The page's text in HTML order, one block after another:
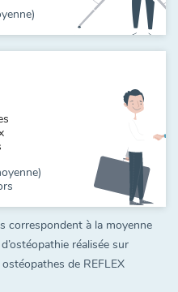
correspondent à la moyenne
réalisée sur
de REFLEX